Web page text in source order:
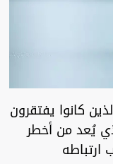
كانوا يفتقرون
يُعد من أخطر